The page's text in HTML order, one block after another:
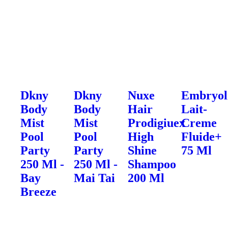
Dkny
Body
Mist
Pool
Party
250 Ml -
Bay
Breeze
Dkny
Body
Mist
Pool
Party
250 Ml -
Mai Tai
Nuxe
Hair
Prodigiuex
High
Shine
Shampoo
200 Ml
Lait-
Creme
Fluide+
75 Ml